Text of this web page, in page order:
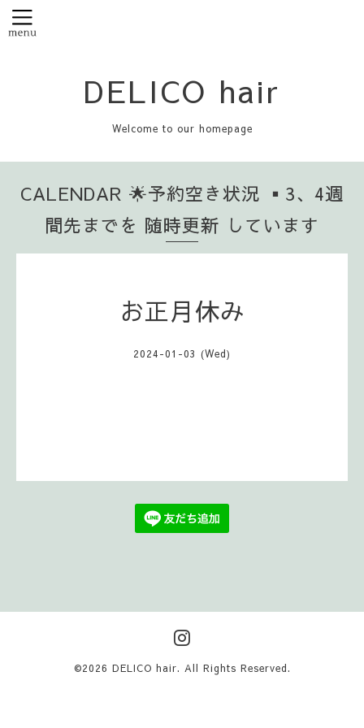
DELICO hair
Welcome to our homepage
CALENDAR 🌟予約空き状況 ▪️3、4週
間先までを 随時更新 しています
お正月休み
2024-01-03 (Wed)
©2026 DELICO hair. All Rights Reserved.